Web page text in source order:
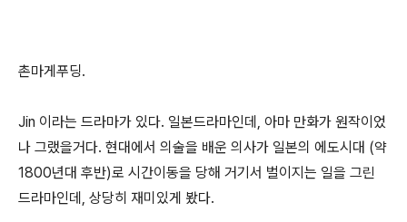
촌마게푸딩.
Jin 이라는 드라마가 있다. 일본드라마인데, 아마 만화가 원작이었
나 그랬을거다. 현대에서 의술을 배운 의사가 일본의 에도시대 (약
1800년대 후반)로 시간이동을 당해 거기서 벌이지는 일을 그린
드라마인데, 상당히 재미있게 봤다.